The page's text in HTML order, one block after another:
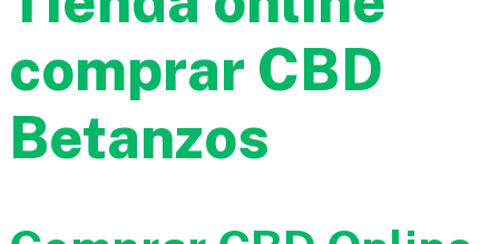
comprar CBD
Betanzos